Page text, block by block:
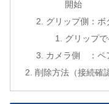
開始
グリップ側：
グリップ
カメラ側 ：ペ
削除方法（接続確